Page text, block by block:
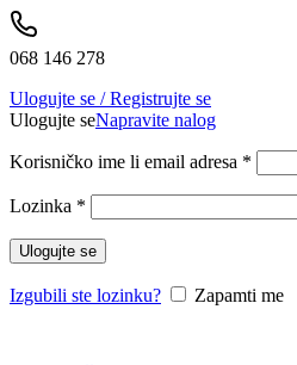
068 146 278
Ulogujte se / Registrujte se
Ulogujte seNapravite nalog
Korisničko ime li email adresa *
Lozinka *
Ulogujte se
Izgubili ste lozinku? Zapamti me